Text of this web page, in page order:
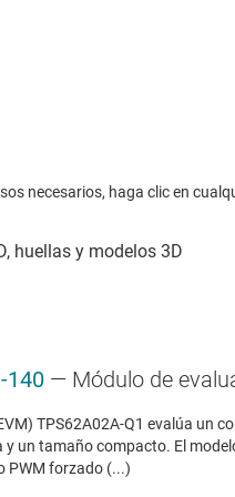
necesarios, haga clic en
140 — Módulo de
TPS62A02A-Q1 evalúa un
un tamaño compacto. El
PWM forzado (...)